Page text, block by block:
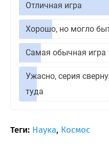
Отличная игра
Хорошо, но могло
Самая обычная игра
Ужасно, серия
туда
Теги: Наука, Космос